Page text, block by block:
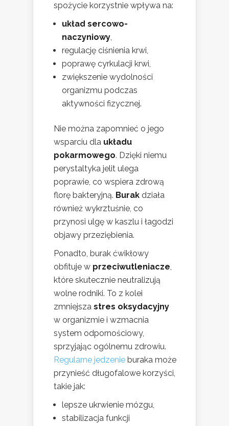
spożycie korzystnie wpływa na:
układ sercowo-
naczyniowy,
regulację ciśnienia krwi,
poprawę cyrkulacji krwi,
zwiększenie wydolności
organizmu podczas
aktywności fizycznej.
Nie można zapomnieć o jego
wsparciu dla układu
pokarmowego. Dzięki niemu
perystaltyka jelit ulega
poprawie, co wspiera zdrową
florę bakteryjną. Burak działa
również wykrztuśnie, co
przynosi ulgę w kaszlu i łagodzi
objawy przeziębienia.
Ponadto, burak ćwikłowy
obfituje w przeciwutleniacze,
które skutecznie neutralizują
wolne rodniki. To z kolei
zmniejsza stres oksydacyjny
w organizmie i wzmacnia
system odpornościowy,
sprzyjając ogólnemu zdrowiu.
Regularne jedzenie buraka może
przynieść długofalowe korzyści,
takie jak:
lepsze ukrwienie mózgu,
stabilizacja funkcji